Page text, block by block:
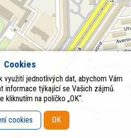
Cookies
využití jednotlivých dat, abychom Vám
informace týkající se Vašich zájmů.
kliknutím na políčko „OK“.
cookies OK